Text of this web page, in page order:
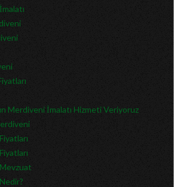
Merdiveni İmalatı Hizmeti Veriyoruz